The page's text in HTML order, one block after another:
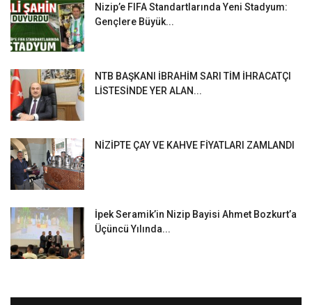
Nizip’e FIFA Standartlarında Yeni Stadyum:
Gençlere Büyük...
NTB BAŞKANI İBRAHİM SARI TİM İHRACATÇI
LİSTESİNDE YER ALAN...
NİZİPTE ÇAY VE KAHVE FİYATLARI ZAMLANDI
İpek Seramik’in Nizip Bayisi Ahmet Bozkurt’a
Üçüncü Yılında...